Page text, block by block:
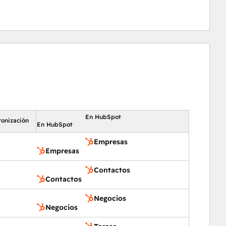
En HubSpot
En HubSpot
Empresas
Empresas
Contactos
Contactos
Negocios
Negocios